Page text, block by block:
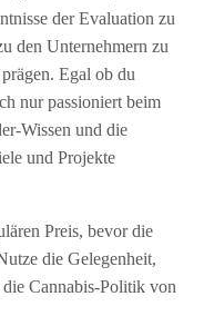
der Evaluation zu
den Unternehmern zu
Egal ob du
nur passioniert beim
Wissen und die
und Projekte
Preis, bevor die
die Gelegenheit,
Cannabis-Politik von